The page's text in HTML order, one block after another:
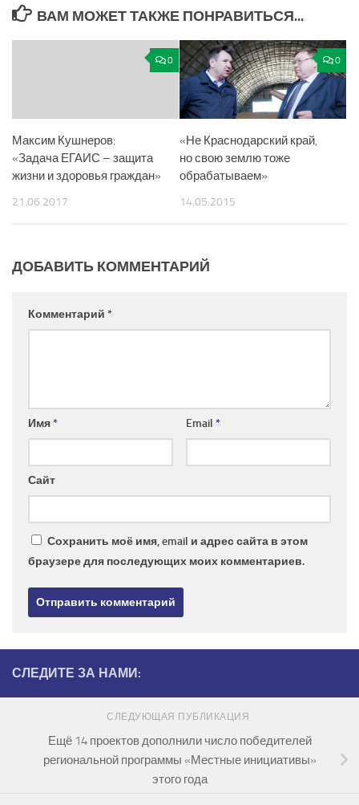
ВАМ МОЖЕТ ТАКЖЕ ПОНРАВИТЬСЯ...
0
Максим Кушнеров:
«Задача ЕГАИС – защита
жизни и здоровья граждан»
21.06.2017
0
«Не Краснодарский край,
но свою землю тоже
обрабатываем»
14.05.2015
ДОБАВИТЬ КОММЕНТАРИЙ
Комментарий *
Имя* Email *
Сайт
Сохранить моё имя, email и адрес сайта в этом
браузере для последующих моих комментариев.
СЛЕДИТЕ ЗА НАМИ:
СЛЕДУЮЩАЯ ПУБЛИКАЦИЯ
Ещё 14 проектов дополнили число победителей
региональной программы «Местные инициативы»
этого года